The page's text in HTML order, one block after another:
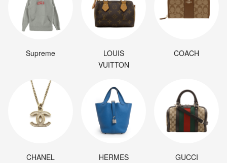
Supreme
LOUIS
VUITTON
COACH
CHANEL HERMES GUCCI